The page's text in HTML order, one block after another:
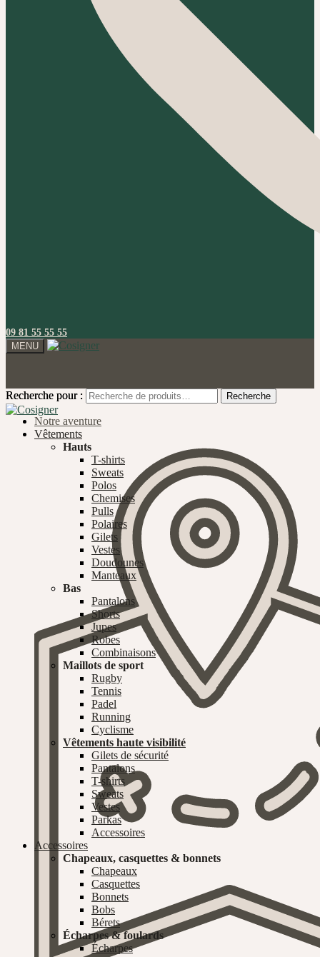
09 81 55 55 55
MENU
Recherche pour : Recherche
Notre aventure
Recherche pour : Recherche
Vêtements
Hauts
T-shirts
Sweats
Polos
Chemises
Pulls
Polaires
Gilets
Vestes
Doudounes
Manteaux
Bas
Pantalons
Shorts
Jupes
Robes
Combinaisons
Maillots de sport
Rugby
Tennis
Padel
Running
Cyclisme
Vêtements haute visibilité
Gilets de sécurité
Pantalons
T-shirts
Sweats
Vestes
Parkas
Accessoires
Accessoires
Chapeaux, casquettes & bonnets
Chapeaux
Casquettes
Bonnets
Bobs
Bérets
Écharpes & foulards
Écharpes